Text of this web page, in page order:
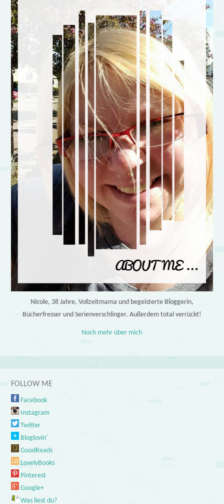
Nicole, 38 Jahre, Vollzeitmama und begeisterte Bloggerin,
Bücherfresser und Serienverschlinger. Außerdem total verrückt!
Noch mehr über mich
FOLLOW ME
Facebook
Instagram
Twitter
Bloglovin'
GoodReads
LovelyBooks
Pinterest
Google+
Was liest du?